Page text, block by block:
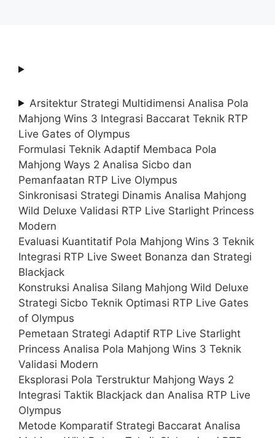
Arsitektur Strategi Multidimensi Analisa Pola
Mahjong Wins 3 Integrasi Baccarat Teknik RTP
Live Gates of Olympus
Formulasi Teknik Adaptif Membaca Pola
Mahjong Ways 2 Analisa Sicbo dan
Pemanfaatan RTP Live Olympus
Sinkronisasi Strategi Dinamis Analisa Mahjong
Wild Deluxe Validasi RTP Live Starlight Princess
Modern
Evaluasi Kuantitatif Pola Mahjong Wins 3 Teknik
Integrasi RTP Live Sweet Bonanza dan Strategi
Blackjack
Konstruksi Analisa Silang Mahjong Wild Deluxe
Strategi Sicbo Teknik Optimasi RTP Live Gates
of Olympus
Pemetaan Strategi Adaptif RTP Live Starlight
Princess Analisa Pola Mahjong Wins 3 Teknik
Validasi Modern
Eksplorasi Pola Terstruktur Mahjong Ways 2
Integrasi Taktik Blackjack dan Analisa RTP Live
Olympus
Metode Komparatif Strategi Baccarat Analisa